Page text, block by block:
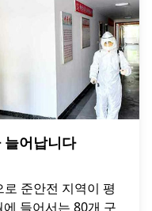
어납니다
준안전 지역이 평
들어서는 80개 구